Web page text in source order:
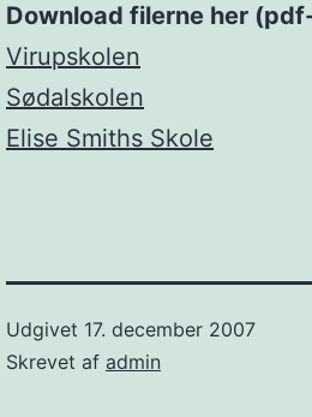
Download filerne her
Virupskolen
Sødalskolen
Elise Smiths Skole
Udgivet 17. december 2007
Skrevet af admin